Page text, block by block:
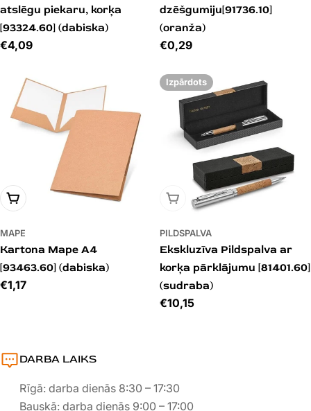
atslēgu piekaru, korķa
[93324.60] (dabiska)
Cena
€4,09
dzēšgumiju[91736.10]
(oranža)
Cena
€0,29
PIEVIENOT GROZAM
MAPE
Kartona Mape A4
[93463.60] (dabiska)
Cena
€1,17
Izpārdots
IZPĀRDOTS
PILDSPALVA
Ekskluzīva Pildspalva ar
korķa pārklājumu [81401.60]
(sudraba)
Cena
€10,15
DARBA LAIKS
Rīgā: darba dienās 8:30 – 17:30
Bauskā: darba dienās 9:00 – 17:00